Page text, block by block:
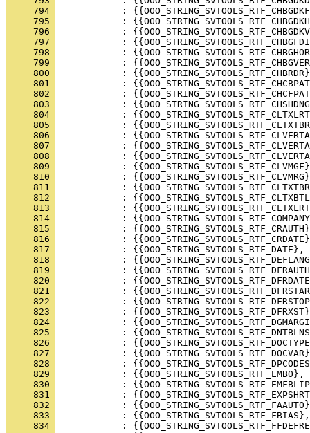
     794
     795
     796
     797
     798
     799
     800
     801
     802
     803
     804
     805
     806
     807
     808
     809
     810
     811
     812
     813
     814
     815
     816
     817
     818
     819
     820
     821
     822
     823
     824
     825
     826
     827
     828
     829
     830
     831
     832
     833
     834